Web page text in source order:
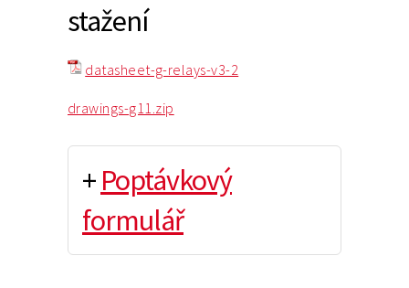
stažení
datasheet-g-relays-v3-2
drawings-g11.zip
+ Poptávkový
formulář